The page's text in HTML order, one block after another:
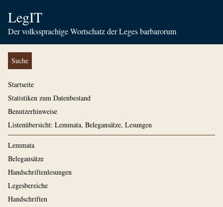
LegIT
Der volkssprachige Wortschatz der Leges barbarorum
Suche
Startseite
Statistiken zum Datenbestand
Benutzerhinweise
Listenübersicht: Lemmata, Belegansätze, Lesungen
Lemmata
Belegansätze
Handschriftenlesungen
Legesbereiche
Handschriften